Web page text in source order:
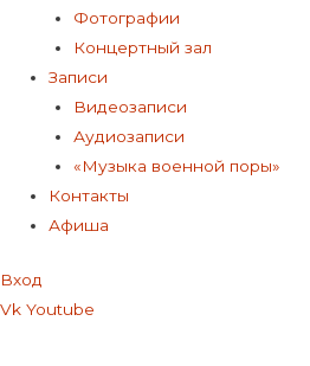
Фотографии
Концертный зал
Записи
Видеозаписи
Аудиозаписи
«Музыка военной поры»
Контакты
Афиша
Вход
Vk Youtube